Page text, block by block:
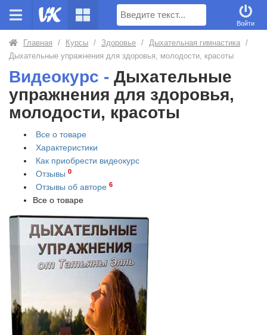
Поиск
Войти
Главная / Курсы / Здоровье / Дыхательная гимнастика /
Дыхательные упражнения для здоровья, молодости, красоты
Видеокурс - Дыхательные
упражнения для здоровья,
молодости, красоты
Все о товаре
Характеристики
Как приобрести видеокурс
Отзывы 0
Отзывы об авторе 6
Все о товаре